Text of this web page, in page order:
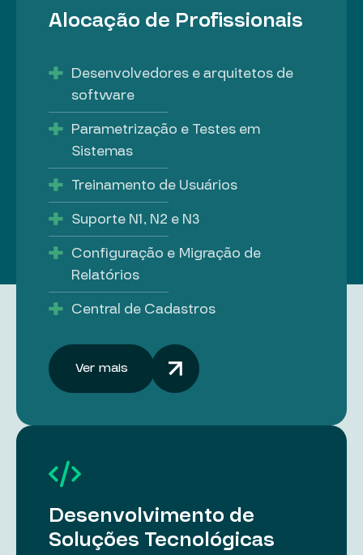
Alocação de Profissionais
Desenvolvedores e arquitetos de
software
Parametrização e Testes em
Sistemas
Treinamento de Usuários
Suporte N1, N2 e N3
Configuração e Migração de
Relatórios
Central de Cadastros
Ver mais
Desenvolvimento de
Soluções Tecnológicas